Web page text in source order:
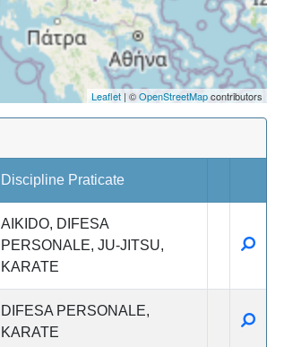
Leaflet| ©OpenStreetMapcontributors
Discipline Praticate
AIKIDO
DIFESA
PERSONALE JU-JITSU
KARATE
DIFESA PERSONALE
KARATE